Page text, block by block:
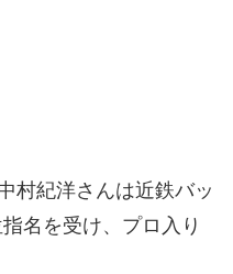
村紀洋さんは近鉄バッ
名を受け、プロ入り